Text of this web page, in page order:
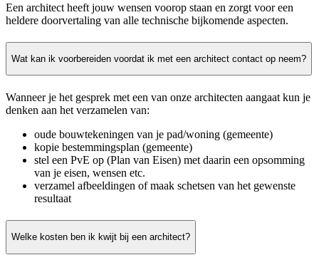
Een architect heeft jouw wensen voorop staan en zorgt voor een
heldere doorvertaling van alle technische bijkomende aspecten.
Wat kan ik voorbereiden voordat ik met een architect contact op neem?
Wanneer je het gesprek met een van onze architecten aangaat kun je
denken aan het verzamelen van:
oude bouwtekeningen van je pad/woning (gemeente)
kopie bestemmingsplan (gemeente)
stel een PvE op (Plan van Eisen) met daarin een opsomming
van je eisen, wensen etc.
verzamel afbeeldingen of maak schetsen van het gewenste
resultaat
Welke kosten ben ik kwijt bij een architect?